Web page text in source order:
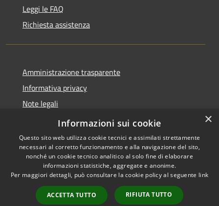
Leggi le FAQ
Richiesta assistenza
Amministrazione trasparente
Informativa privacy
Note legali
Dichiarazione di accessibilità 2025
Accessibilità
Copyright © 2026 • Comune di
Osio Sotto • Powered by
Municipium•
Accesso
×
Informazioni sui cookie
Questo sito web utilizza cookie tecnici e assimilati strettamente
necessari al corretto funzionamento e alla navigazione del sito,
nonché un cookie tecnico analitico al solo fine di elaborare
informazioni statistiche, aggregate e anonime.
Per maggiori dettagli, può consultare la cookie policy al seguente link
ACCETTA TUTTO RIFIUTA TUTTO